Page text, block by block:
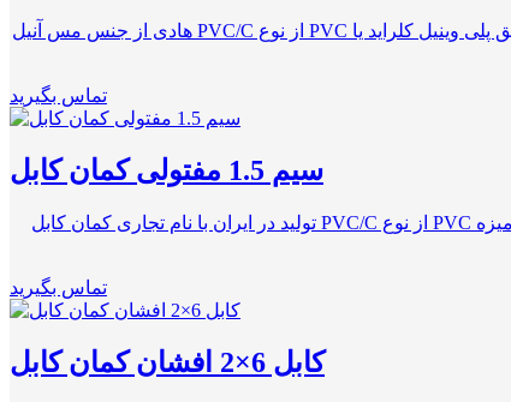
دارای رنگ بندی های متنوع رسانای بالای جریان الکتریکی برق ولتاژ نامی 300/500 ولت نشان استاندارد ۶۰۲۲۷ IEC 06 یا ISIRI (607) 06 نوع عایق پلی وینیل کلراید یا PVC از نوع PVC/C هادی از جنس مس آنیل
تماس بگیرید
سیم 1.5 مفتولی کمان کابل
دارای نشان استاندارد ۶۰۲۲۷ IEC 01 یا ISIRI (607) 01 ولتاژ نامی 450/750 ولت سیم نصب ثابت یا سیم خشک ولتاژ تست 2500 ولت نوع عایق آمیزه PVC از نوع PVC/C تولید در ایران با نام تجاری کمان کابل
تماس بگیرید
کابل 6×2 افشان کمان کابل